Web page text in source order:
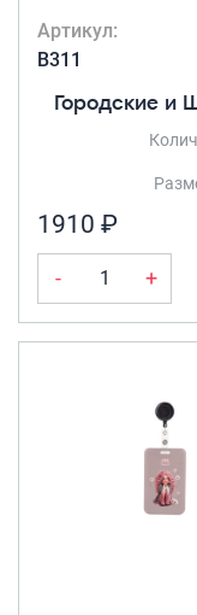
Артикул:
B311
Городские и
1910 ₽
- +